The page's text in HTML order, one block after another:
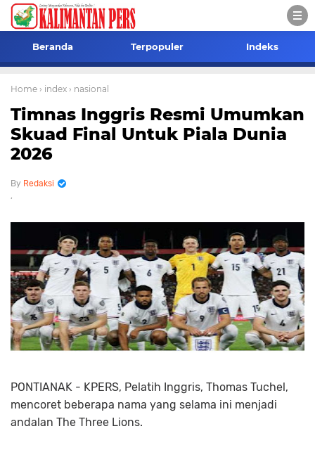
Beranda Terpopuler Indeks
Home › index › nasional
Timnas Inggris Resmi Umumkan
Skuad Final Untuk Piala Dunia
2026
Redaksi
PONTIANAK - KPERS, Pelatih Inggris, Thomas Tuchel,
mencoret beberapa nama yang selama ini menjadi
andalan The Three Lions.